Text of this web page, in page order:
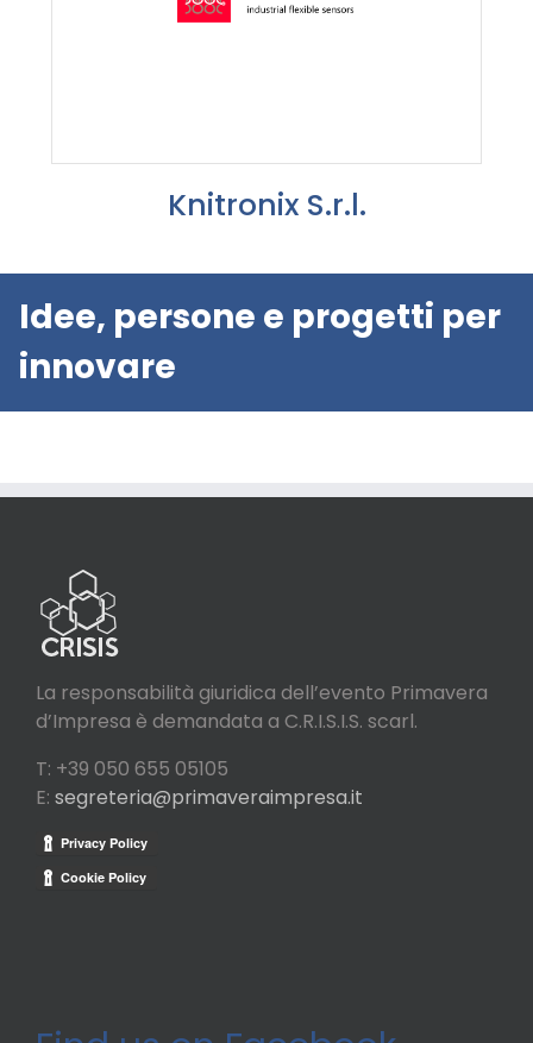
Knitronix S.r.l.
Idee, persone e progetti per
innovare
La responsabilità giuridica dell’evento Primavera
d’Impresa è demandata a C.R.I.S.I.S. scarl.
T: +39 050 655 05105
E: segreteria@primaveraimpresa.it